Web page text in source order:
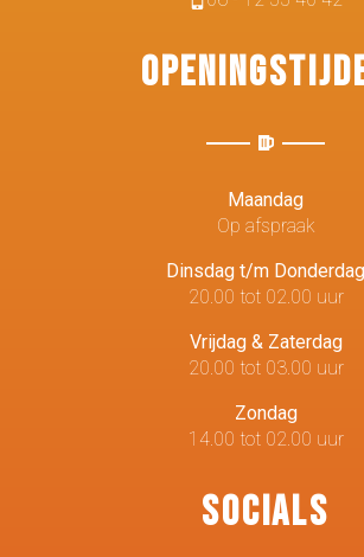
Maandag
Op afspraak
Dinsdag t/m Donderdag
20.00 tot 02.00 uur
Vrijdag & Zaterdag
20.00 tot 03.00 uur
Zondag
14.00 tot 02.00 uur
Socials